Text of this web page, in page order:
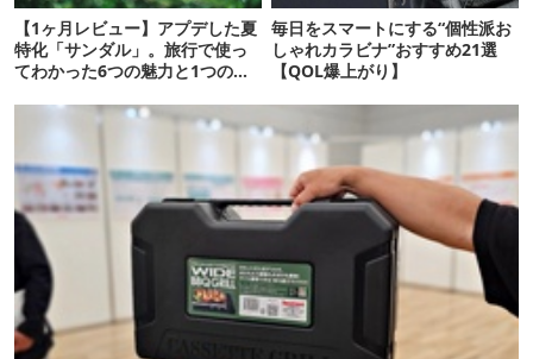
【1ヶ月レビュー】アプデした夏
特化「サンダル」。旅行で使っ
てわかった6つの魅力と1つの注
毎日をスマートにする“個性派お
しゃれカラビナ”おすすめ21選
【QOL爆上がり】